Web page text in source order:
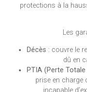
protections à la
Les
Décès : couvre le
dû en
PTIA (Perte
prise en charge
incapable